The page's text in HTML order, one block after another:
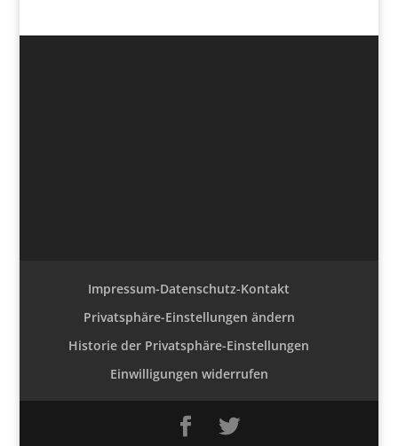
Impressum-Datenschutz-Kontakt
Privatsphäre-Einstellungen ändern
Historie der Privatsphäre-Einstellungen
Einwilligungen widerrufen